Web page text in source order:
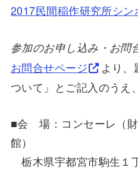
2017民間稲作研究所シン
参加のお申し込み・お問
お問合せページ
より、
ついて」とご記入のうえ
■会 場：コンセーレ（
館）
栃木県宇都宮市駒生１